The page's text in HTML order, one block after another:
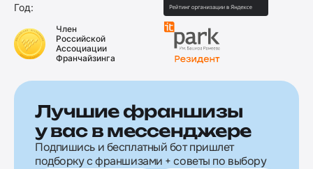
Год:
Член
Российской
Ассоциации
Франчайзинга
Лучшие франшизы
у вас в мессенджере
Подпишись и бесплатный бот пришлет
подборку с франшизами + советы по выбору